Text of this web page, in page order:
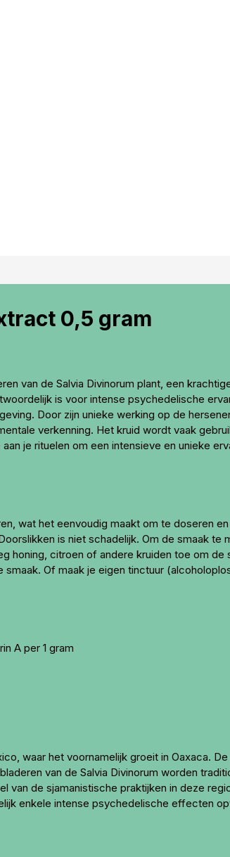
0,5 gram
van de Salvia Divinorum plant, een
is voor intense psychedelische
Door zijn unieke werking op de
verkenning. Het kruid wordt vaak
je rituelen om een intensieve en unieke
wat het eenvoudig maakt om te doseren
is niet schadelijk. Om de smaak te
citroen of andere kruiden toe om de
Of maak je eigen tinctuur
A per 1 gram
waar het voornamelijk groeit in Oaxaca.
van de Salvia Divinorum worden
de sjamanistische praktijken in deze
enkele intense psychedelische effecten